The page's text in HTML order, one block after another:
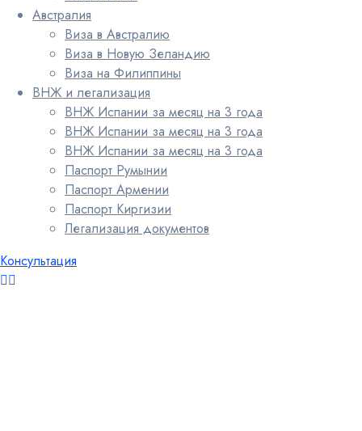
Австралия
Виза в Австралию
Виза в Новую Зеландию
Виза на Филиппины
ВНЖ и легализация
ВНЖ Испании за месяц на 3 года
ВНЖ Испании за месяц на 3 года
ВНЖ Испании за месяц на 3 года
Паспорт Румынии
Паспорт Армении
Паспорт Киргизии
Легализация документов
Консультация